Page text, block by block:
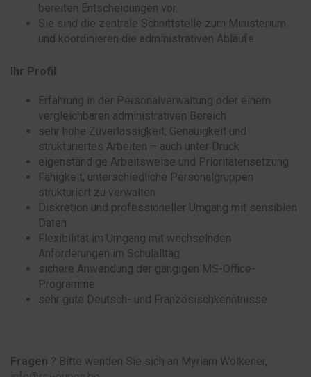
bereiten Entscheidungen vor.
Sie sind die zentrale Schnittstelle zum Ministerium
und koordinieren die administrativen Abläufe.
Ihr Profil
Erfahrung in der Personalverwaltung oder einem
vergleichbaren administrativen Bereich
sehr hohe Zuverlässigkeit, Genauigkeit und
strukturiertes Arbeiten – auch unter Druck
eigenständige Arbeitsweise und Prioritätensetzung
Fähigkeit, unterschiedliche Personalgruppen
strukturiert zu verwalten
Diskretion und professioneller Umgang mit sensiblen
Daten
Flexibilität im Umgang mit wechselnden
Anforderungen im Schulalltag
sichere Anwendung der gängigen MS-Office-
Programme
sehr gute Deutsch- und Französischkenntnisse
Fragen ? Bitte wenden Sie sich an Myriam Wolkener,